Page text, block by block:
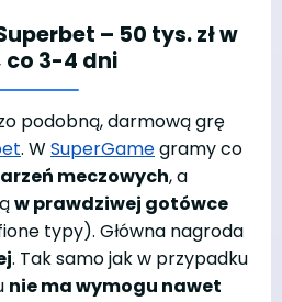
– 50 tys. zł w
co 3-4 dni
podobną, darmową grę
. WSuperGamegramy co
meczowych, a
w prawdziwej gotówce
typy). Główna nagroda
. Tak samo jak w przypadku
nie ma wymogu nawet